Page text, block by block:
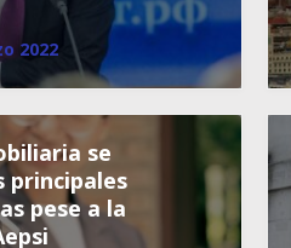
2022
se
principales
pese a la